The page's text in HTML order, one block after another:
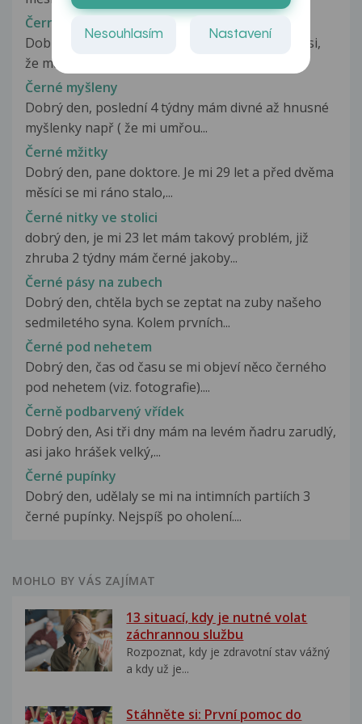
Černé lokty
Dobry den, chtela jsem se poradit. Všimla jsem si,
že mam najednou černé lokty,...
Černé myšleny
Dobrý den, poslední 4 týdny mám divné až hnusné
myšlenky např ( že mi umřou...
Černé mžitky
Dobrý den, pane doktore. Je mi 29 let a před dvěma
měsíci se mi ráno stalo,...
Černé nitky ve stolici
dobrý den, je mi 23 let mám takový problém, již
zhruba 2 týdny mám černé jakoby...
Černé pásy na zubech
Dobrý den, chtěla bych se zeptat na zuby našeho
sedmiletého syna. Kolem prvních...
Černé pod nehetem
Dobrý den, čas od času se mi objeví něco černého
pod nehetem (viz. fotografie)....
Černě podbarvený vřídek
Dobrý den, Asi tři dny mám na levém ňadru zarudlý,
asi jako hrášek velký,...
Černé pupínky
Dobrý den, udělaly se mi na intimních partiích 3
černé pupínky. Nejspíš po oholení....
MOHLO BY VÁS ZAJÍMAT
13 situací, kdy je nutné volat
záchrannou službu
Rozpoznat, kdy je zdravotní stav vážný
a kdy už je...
Stáhněte si: První pomoc do
Nesouhlasím Nastavení